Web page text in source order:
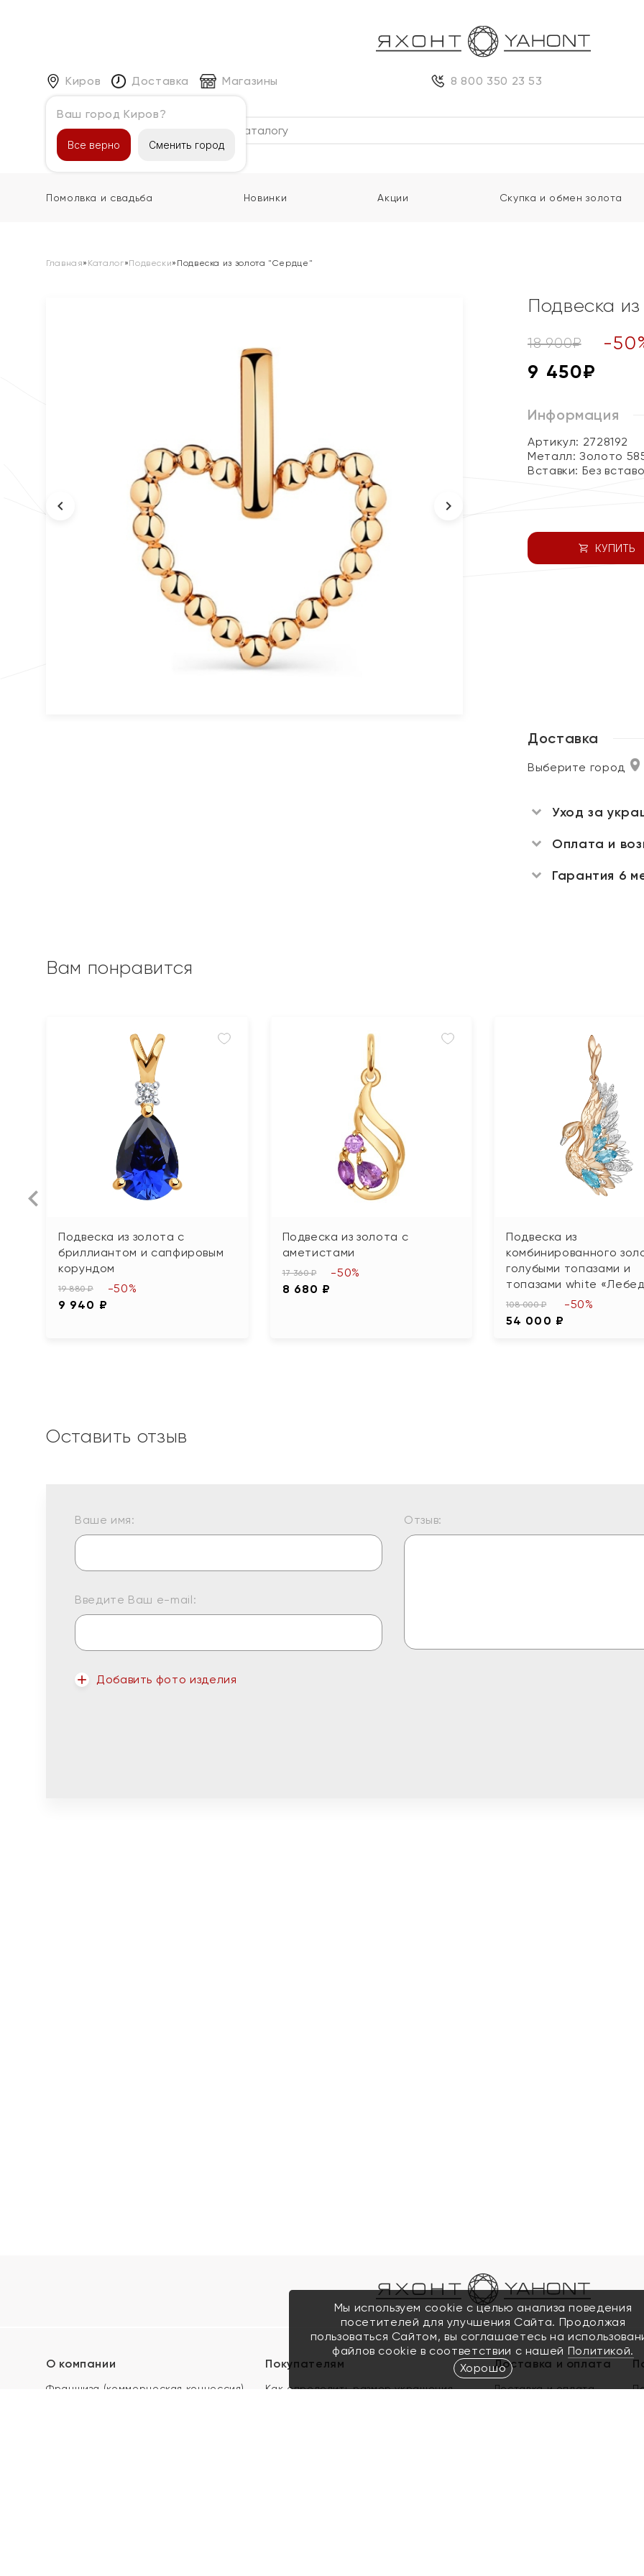
Киров
Ваш город Киров?
Все верно Сменить город
Доставка Магазины 8 800 350 23 53
Каталог
Помолвка и свадьба Новинки Акции Скупка и обмен золота
Главная» Каталог»Подвески» Подвеска из золота "Сердце"
Подвеска
18 900₽ -50
9 450₽
Информация
Артикул: 2728192
Металл:Золото
Вставки: Без
КУПИТЬ
Доставка
Выберите город
Уход за
Оплата и
Гарантия 6
Вам понравится
Подвеска из золота с
бриллиантом и сапфировым
корундом
19 880 ₽
9 940 ₽
-50%
Подвеска из золота с
аметистами
17 360 ₽
8 680 ₽
-50%
Подвеска из
комбинированного
голубыми топазами и
топазами white
108 000 ₽
54 000 ₽
-50%
Оставить отзыв
Ваше имя:
Введите Ваш e-mail:
Добавить фото изделия
Отзыв:
О компании
Франшиза (коммерческая концессия)
Покупателям
Как определить размер украшения
Доставка и оплата
Доставка и оплата
Мы используем cookie с целью анализа поведения
посетителей для улучшения Сайта. Продолжая
пользоваться Сайтом, вы соглашаетесь на
файлов cookie в соответствии с нашей Политикой.
Хорошо